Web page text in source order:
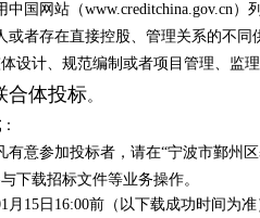
中国网站（www.creditchina.gov.cn）
或者存在直接控股、管理关系的不
设计、规范编制或者项目管理、监
合体投标。
：
意参加投标者，请在“宁波市鄞州
下载招标文件等业务操作。
月 15 日 16:00前（以下载成功时间为